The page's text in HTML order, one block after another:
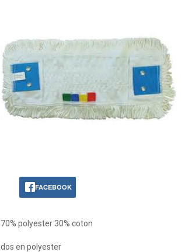
FACEBOOK
70% polyester 30% coton
dos en polyester